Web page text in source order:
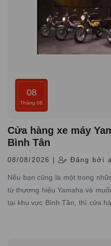
08
Tháng 08
Cửa hàng xe máy
Bình Tân
08/08/2026 | Đăng bởi
Nếu bạn cũng là một trong
từ thương hiệu Yamaha và
tại khu vực Bình Tân, thì cửa